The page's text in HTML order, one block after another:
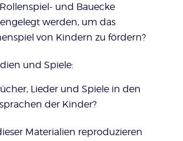
und Bauecke
werden, um das
von Kindern zu fördern?
und Spiele:
Lieder und Spiele in den
der Kinder?
Materialien reproduzieren